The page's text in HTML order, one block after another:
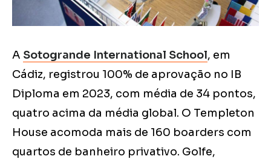
A Sotogrande International School, em
Cádiz, registrou 100% de aprovação no IB
Diploma em 2023, com média de 34 pontos,
quatro acima da média global. O Templeton
House acomoda mais de 160 boarders com
quartos de banheiro privativo. Golfe,